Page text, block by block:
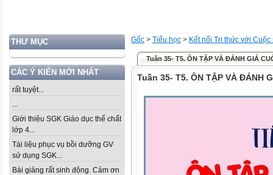
THƯ MỤC
CÁC Ý KIẾN MỚI NHẤT
rất tuyệt...
...
Giới thiệu SGK Giáo dục thể chất
lớp 4...
Tài liệu phục vụ bồi dưỡng GV
sử dụng SGK...
Bài giảng rất sinh động. Cảm ơn
Gốc > Tiểu học > Kết nối Tri thức với Cuộc
Tuần 35- T5. ÔN TẬP VÀ ĐÁNH GIÁ
Tuần 35- T5. ÔN TẬP VÀ ĐÁNH